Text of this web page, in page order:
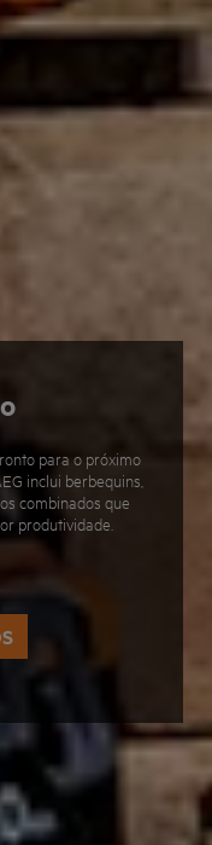
para o próximo
inclui berbequins,
combinados que
produtividade.